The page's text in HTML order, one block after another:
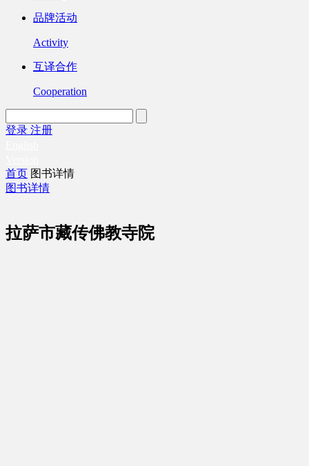
品牌活动
Activity
互译合作
Cooperation
登录 注册
首页 图书详情
图书详情
拉萨市藏传佛教寺院